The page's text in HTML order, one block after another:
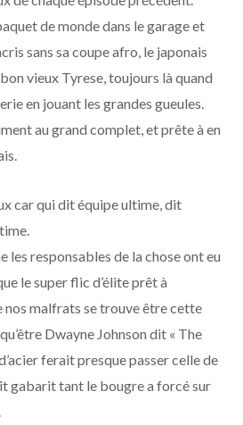
de monde dans le garage et
sans sa coupe afro, le japonais
vieux Tyrese, toujours là quand
en jouant les grandes gueules.
au grand complet, et prête à en
car qui dit équipe ultime, dit
les responsables de la chose ont eu
le super flic d’élite prêt à
nos malfrats se trouve être cette
Dwayne Johnson dit « The
ferait presque passer celle de
gabarit tant le bougre a forcé sur